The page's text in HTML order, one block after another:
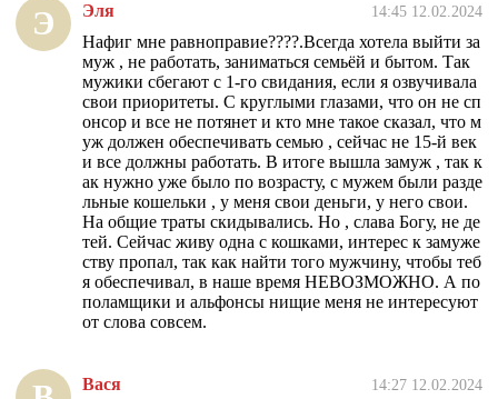
Э Эля 14:45 12.02.2024
Нафиг мне равноправие????.Всегда хотела выйти за
муж , не работать, заниматься семьёй и бытом. Так
мужики сбегают с 1-го свидания, если я озвучивала
свои приоритеты. С круглыми глазами, что он не сп
онсор и все не потянет и кто мне такое сказал, что м
уж должен обеспечивать семью , сейчас не 15-й век
и все должны работать. В итоге вышла замуж , так к
ак нужно уже было по возрасту, с мужем были разде
льные кошельки , у меня свои деньги, у него свои.
На общие траты скидывались. Но , слава Богу, не де
тей. Сейчас живу одна с кошками, интерес к замуже
ству пропал, так как найти того мужчину, чтобы теб
я обеспечивал, в наше время НЕВОЗМОЖНО. А по
поламщики и альфонсы нищие меня не интересуют
от слова совсем.
Вася 14:27 12.02.2024